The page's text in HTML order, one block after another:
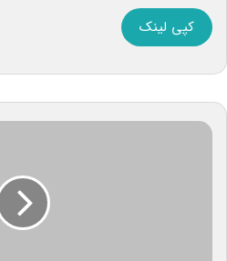
کپی لینک